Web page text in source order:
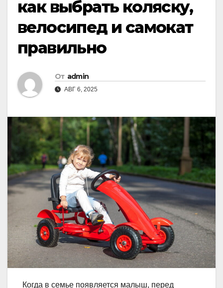
как выбрать коляску,
велосипед и самокат
правильно
От admin
АВГ 6, 2025
Когда в семье появляется малыш, перед